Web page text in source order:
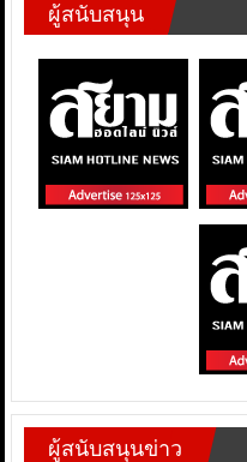
ผู้สนับสนุน
ผู้สนับสนุนข่าว